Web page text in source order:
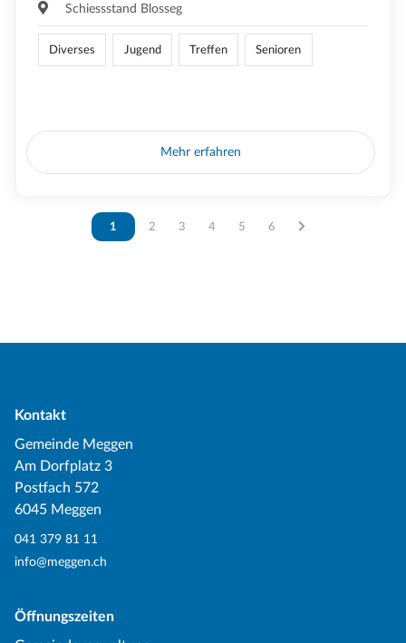
Schiessstand Blosseg
Diverses Jugend Treffen Senioren
Mehr erfahren
Vous êtes sur la page
1 Vous êtes sur la page
2 Vous êtes sur la page
3 Vous êtes sur la page
4 Vous êtes sur la page
5 Vous êtes sur la page
6
Kontakt
Gemeinde Meggen
Am Dorfplatz 3
Postfach 572
6045 Meggen
041 379 81 11
info@meggen.ch
Öffnungszeiten